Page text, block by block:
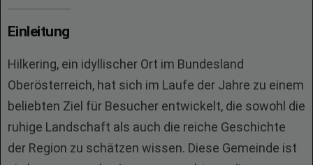
Einleitung
Hilkering, ein idyllischer Ort im Bundesland
Oberösterreich, hat sich im Laufe der Jahre zu einem
beliebten Ziel für Besucher entwickelt, die sowohl die
ruhige Landschaft als auch die reiche Geschichte
der Region zu schätzen wissen. Diese Gemeinde ist